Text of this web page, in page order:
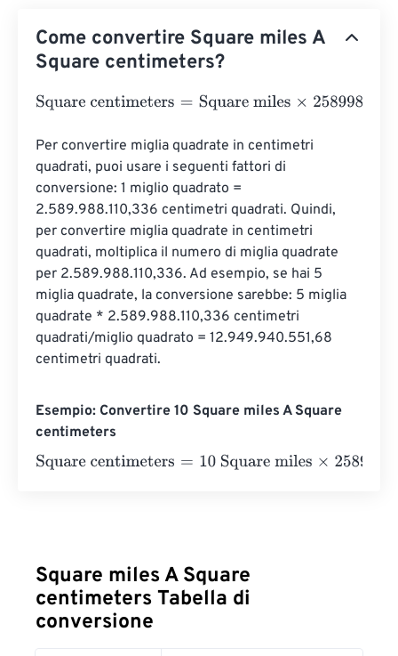
Come convertire Square miles A
Square centimeters?
Square centimeters=Square miles×25899881103.36
Per convertire miglia quadrate in centimetri
quadrati, puoi usare i seguenti fattori di
conversione: 1 miglio quadrato =
2.589.988.110,336 centimetri quadrati. Quindi,
per convertire miglia quadrate in centimetri
quadrati, moltiplica il numero di miglia quadrate
per 2.589.988.110,336. Ad esempio, se hai 5
miglia quadrate, la conversione sarebbe: 5 miglia
quadrate * 2.589.988.110,336 centimetri
quadrati/miglio quadrato = 12.949.940.551,68
centimetri quadrati.
Esempio: Convertire 10 Square miles A Square
centimeters
Square centimeters=10 Square miles ×25899881103.36
Square miles A Square
centimeters Tabella di
conversione